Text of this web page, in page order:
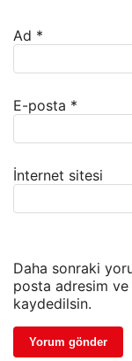
Ad *
E-posta *
İnternet sitesi
Daha sonraki
posta adresim ve
kaydedilsin.